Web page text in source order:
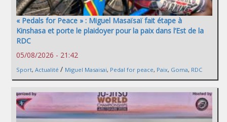
« Pedals for Peace » : Miguel Masaïsaï fait étape à
Kinshasa et porte le plaidoyer pour la paix dans l’Est de la
RDC
05/08/2026 - 21:42
Sport, Actualité / Miguel Masaisai, Pedal for peace, Paix, Goma, RDC